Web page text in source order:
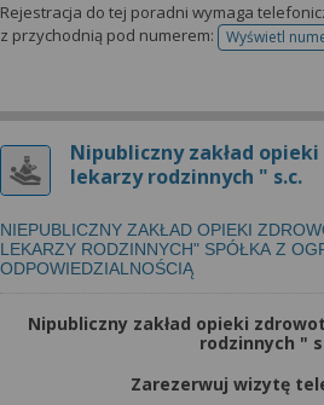
Rejestracja do tej poradni wymaga
z przychodnią pod numerem:
Wyświetl
Nipubliczny zakład
lekarzy rodzinnych " s.c.
NIEPUBLICZNY ZAKŁAD OPIEKI
LEKARZY RODZINNYCH" SPÓŁKA Z
ODPOWIEDZIALNOŚCIĄ
Nipubliczny zakład opieki
rodzinnych "
Zarezerwuj wizytę